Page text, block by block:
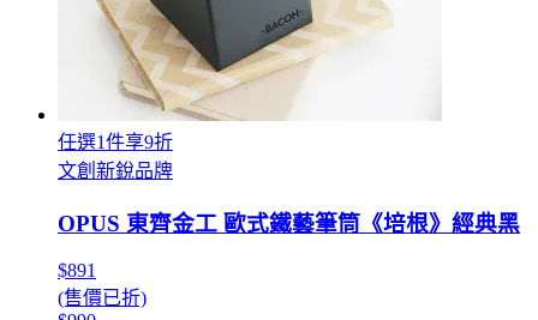
任選1件享9折
文創新銳品牌
OPUS 東齊金工 歐式鐵藝筆筒《培根》經典黑
$891
(售價已折)